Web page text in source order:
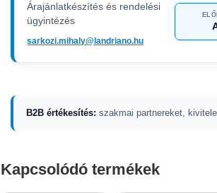
Árajánlatkészítés és rendelési
ügyintézés
sarkozi.mihaly@landriano.hu
B2B értékesítés: szakmai partnereket,
Kapcsolódó termékek